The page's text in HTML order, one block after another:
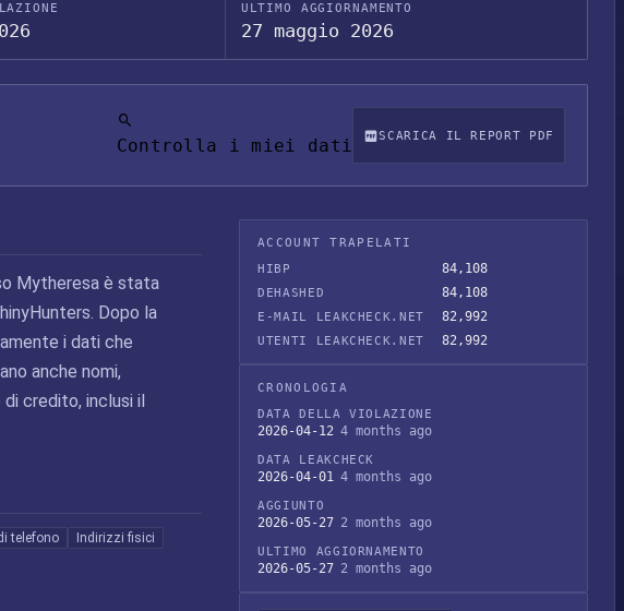
ULTIMO AGGIORNAMENTO
27 maggio 2026
Controlla i miei dati SCARICA IL REPORT PDF
Mytheresa è stata
Dopo la
i dati che
anche nomi,
credito, inclusi il
telefono
Indirizzi fisici
ACCOUNT TRAPELATI
HIBP
84,108
DEHASHED 84,108
E-MAIL LEAKCHECK.NET 82,992
UTENTI LEAKCHECK.NET 82,992
CRONOLOGIA
DATA DELLA VIOLAZIONE
2026-04-12 4 months ago
DATA LEAKCHECK
2026-04-01 4 months ago
AGGIUNTO
2026-05-27 2 months ago
ULTIMO AGGIORNAMENTO
2026-05-27 2 months ago